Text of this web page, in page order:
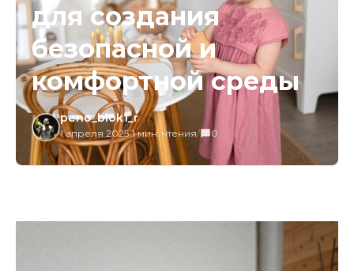
для создания
безопасной и
комфортной среды
peno_blok1_r
1 апреля 2025/1 мин. чтения/ 0